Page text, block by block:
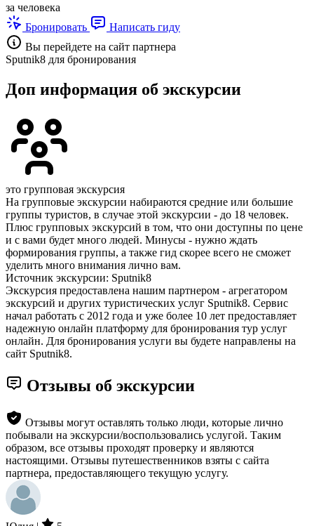
за человека
Бронировать
Написать гиду
Вы перейдете на сайт партнера
Sputnik8 для бронирования
Доп информация об экскурсии
это групповая экскурсия
На групповые экскурсии набираются средние или большие
группы туристов, в случае этой экскурсии - до 18 человек.
Плюс групповых экскурсий в том, что они доступны по цене
и с вами будет много людей. Минусы - нужно ждать
формирования группы, а также гид скорее всего не сможет
уделить много внимания лично вам.
Источник экскурсии: Sputnik8
Экскурсия предоставлена нашим партнером - агрегатором
экскурсий и других туристических услуг Sputnik8. Сервис
начал работать с 2012 года и уже более 10 лет предоставляет
надежную онлайн платформу для бронирования тур услуг
онлайн. Для бронирования услуги вы будете направлены на
сайт Sputnik8.
Отзывы об экскурсии
Отзывы могут оставлять только люди, которые лично
побывали на экскурсии/воспользовались услугой. Таким
образом, все отзывы проходят проверку и являются
настоящими. Отзывы путешественников взяты с сайта
партнера, предоставляющего текущую услугу.